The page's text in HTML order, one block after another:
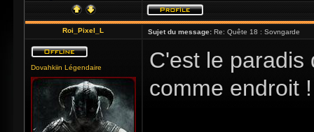
Roi_Pixel_L Sujet du message: Re: Quête 18 : Sovngarde
Dovahkiin Légendaire
C'est le paradis
comme endroit